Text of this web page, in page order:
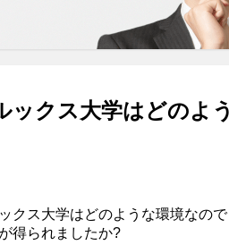
ックス大学はどのよ
クス大学はどのような環境なの
得られましたか?